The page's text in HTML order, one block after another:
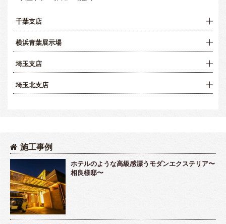
千葉支店
横浜青葉展示場
埼玉支店
埼玉北支店
施工事例
ホテルのような高級感漂うモダンエクステリア〜
相良様邸〜